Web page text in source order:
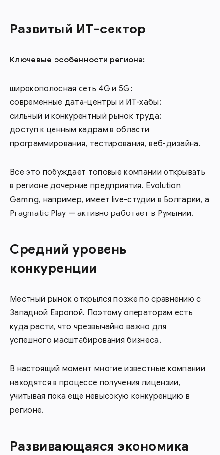
Развитый ИТ-сектор
Ключевые особенности региона:
широкополосная сеть 4G и 5G;
современные дата-центры и ИТ-хабы;
сильный и конкурентный рынок труда;
доступ к ценным кадрам в области
программирования, тестирования, веб-дизайна.
Все это побуждает топовые компании открывать
в регионе дочерние предприятия. Evolution
Gaming, например, имеет live-студии в Болгарии, а
Pragmatic Play — активно работает в Румынии.
Средний уровень
конкуренции
Местный рынок открылся позже по сравнению с
Западной Европой. Поэтому операторам есть
куда расти, что чрезвычайно важно для
успешного масштабирования бизнеса.
В настоящий момент многие известные компании
находятся в процессе получения лицензии,
учитывая пока еще невысокую конкуренцию в
регионе.
Развивающаяся экономика